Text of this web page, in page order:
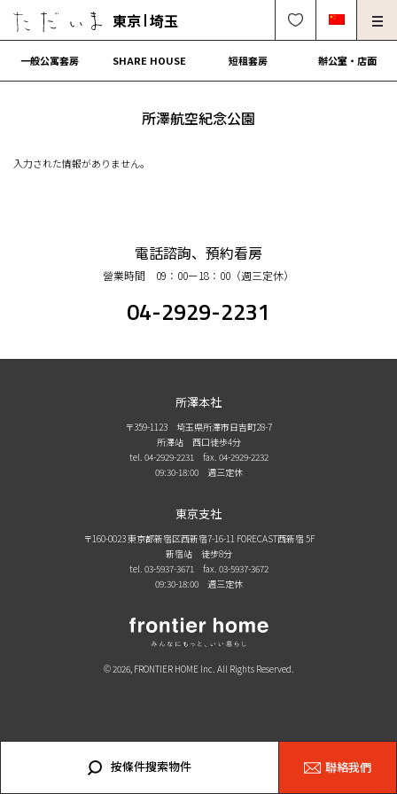
東京 埼玉
法人契約租屋請進
營運會社
一般公寓套房 SHARE HOUSE 短租套房 辦公室・店面
所澤航空紀念公園
入力された情報がありません。
電話諮詢、預約看房
營業時間 09：00ー18：00（週三定休）
04-2929-2231
按條件搜索物件 聯絡我們
所澤本社
〒359-1123 埼玉県所澤市日吉町28-7
所澤站 西口徒歩4分
tel. 04-2929-2231fax. 04-2929-2232
09:30-18:00 週三定休
東京支社
〒160-0023 東京都新宿区西新宿7-16-11 FORECAST西新宿 5F
新宿站 徒步8分
tel. 03-5937-3671fax. 03-5937-3672
09:30-18:00 週三定休
© 2026, FRONTIER HOME Inc. All Rights Reserved.